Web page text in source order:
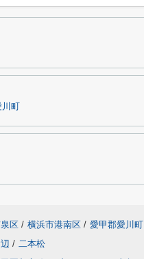
町
区 / 横浜市港南区 / 愛甲郡愛川町
/ 二本松